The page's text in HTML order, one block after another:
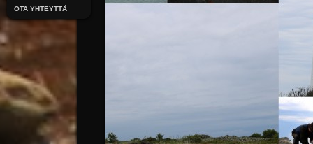
OTA YHTEYTTÄ